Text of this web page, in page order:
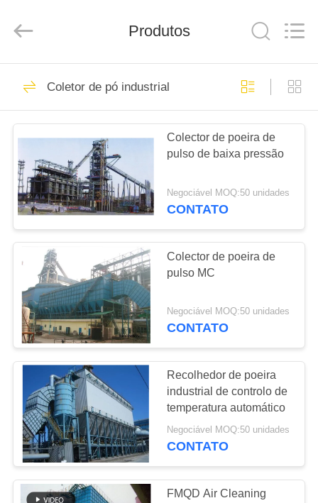
CASA
PRODUTOS
SOBRE
NÓS
EXCURSÃO
DA
FÁBRICA
CONTROLE
DA
QUALIDADE
CONTACTE-
NOS
NOTÍCIA
Environmental
Technology
Rights
Sacos de filtro
coletores de poeira
115
Saco de filtro de
aramida
99
Saco de filtro do
poliéster
113
Produtos
Coletor de pó industrial
Colector de poeira de
pulso de baixa pressão
Negociável MOQ:50 unidades
CONTATO
Colector de poeira de
pulso MC
Negociável MOQ:50 unidades
CONTATO
Recolhedor de poeira
industrial de controlo de
temperatura automático
Negociável MOQ:50 unidades
CONTATO
FMQD Air Cleaning